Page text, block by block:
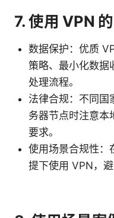
7. 使用 VPN
数据保护：优质
策略、最小化数据
处理流程。
法律合规：不同国
务器节点时注意本
要求。
使用场景合规性：
提下使用 VPN，